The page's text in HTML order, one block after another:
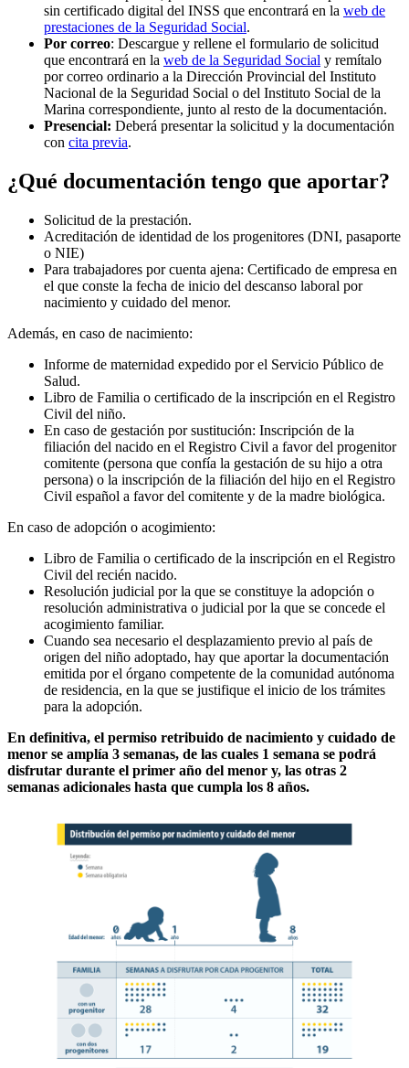
sin certificado digital del INSS que encontrará en la web de
prestaciones de la Seguridad Social.
Por correo: Descargue y rellene el formulario de solicitud
que encontrará en la web de la Seguridad Social y remítalo
por correo ordinario a la Dirección Provincial del Instituto
Nacional de la Seguridad Social o del Instituto Social de la
Marina correspondiente, junto al resto de la documentación.
Presencial: Deberá presentar la solicitud y la documentación
con cita previa.
¿Qué documentación tengo que aportar?
Solicitud de la prestación.
Acreditación de identidad de los progenitores (DNI, pasaporte
o NIE)
Para trabajadores por cuenta ajena: Certificado de empresa en
el que conste la fecha de inicio del descanso laboral por
nacimiento y cuidado del menor.
Además, en caso de nacimiento:
Informe de maternidad expedido por el Servicio Público de
Salud.
Libro de Familia o certificado de la inscripción en el Registro
Civil del niño.
En caso de gestación por sustitución: Inscripción de la
filiación del nacido en el Registro Civil a favor del progenitor
comitente (persona que confía la gestación de su hijo a otra
persona) o la inscripción de la filiación del hijo en el Registro
Civil español a favor del comitente y de la madre biológica.
En caso de adopción o acogimiento:
Libro de Familia o certificado de la inscripción en el Registro
Civil del recién nacido.
Resolución judicial por la que se constituye la adopción o
resolución administrativa o judicial por la que se concede el
acogimiento familiar.
Cuando sea necesario el desplazamiento previo al país de
origen del niño adoptado, hay que aportar la documentación
emitida por el órgano competente de la comunidad autónoma
de residencia, en la que se justifique el inicio de los trámites
para la adopción.
En definitiva, el permiso retribuido de nacimiento y cuidado de
menor se amplía 3 semanas, de las cuales 1 semana se podrá
disfrutar durante el primer año del menor y, las otras 2
semanas adicionales hasta que cumpla los 8 años.